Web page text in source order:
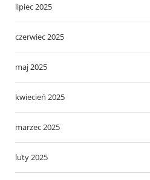
lipiec 2025
czerwiec 2025
maj 2025
kwiecień 2025
marzec 2025
luty 2025